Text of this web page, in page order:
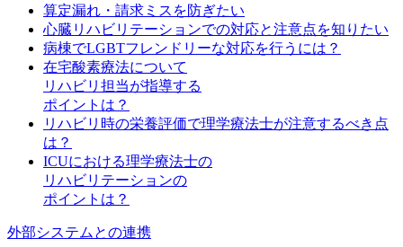
算定漏れ・請求ミスを防ぎたい
心臓リハビリテーションでの対応と注意点を知りたい
病棟でLGBTフレンドリーな対応を行うには？
在宅酸素療法について
リハビリ担当が指導する
ポイントは？
リハビリ時の栄養評価で理学療法士が注意するべき点
は？
ICUにおける理学療法士の
リハビリテーションの
ポイントは？
外部システムとの連携